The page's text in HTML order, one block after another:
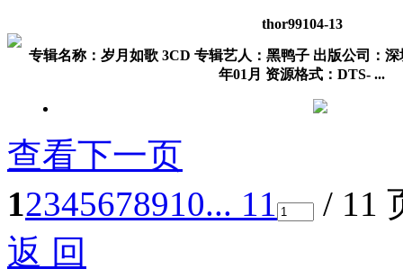
thor99104-13
专辑名称：岁月如歌 3CD 专辑艺人：黑鸭子 出版公司：
年01月 资源格式：DTS- ...
查看下一页
12345678910... 11
/ 11
返 回